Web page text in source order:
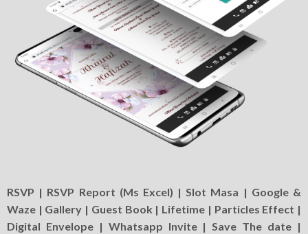
RSVP | RSVP Report (Ms Excel) | Slot Masa | Google &
Waze | Gallery | Guest Book | Lifetime | Particles Effect |
Digital Envelope | Whatsapp Invite | Save The date |